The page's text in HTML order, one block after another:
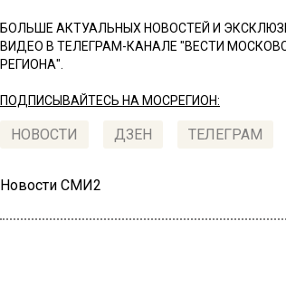
БОЛЬШЕ АКТУАЛЬНЫХ НОВОСТЕЙ И
ВИДЕО В ТЕЛЕГРАМ-КАНАЛЕ "ВЕСТИ
РЕГИОНА".
ПОДПИСЫВАЙТЕСЬ НА МОСРЕГИОН:
НОВОСТИ ДЗЕН ТЕЛЕГРАМ
Новости СМИ2